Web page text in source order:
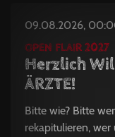
09.08.2026,
OPEN FLAIR 2027
Herzlich
ÄRZTE!
Bitte wie? Bitte
rekapitulieren,